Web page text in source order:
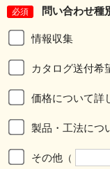
必須 問い合わせ種
情報収集
カタログ送付希
価格について詳
製品・工法につ
その他 （